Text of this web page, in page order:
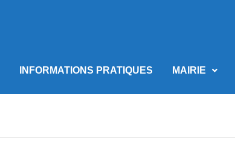
INFORMATIONS PRATIQUES MAIRIE